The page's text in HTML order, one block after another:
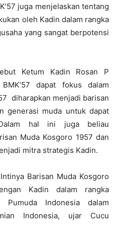
juga menjelaskan tentang
oleh Kadin dalam rangka
yang sangat berpotensi
Ketum Kadin Rosan P
dapat fokus dalam
diharapkan menjadi barisan
generasi muda untuk dapat
hal ini juga beliau
Muda Kosgoro 1957 dan
mitra strategis Kadin.
Barisan Muda Kosgoro
Kadin dalam rangka
Pumuda Indonesia dalam
Indonesia, ujar Cucu